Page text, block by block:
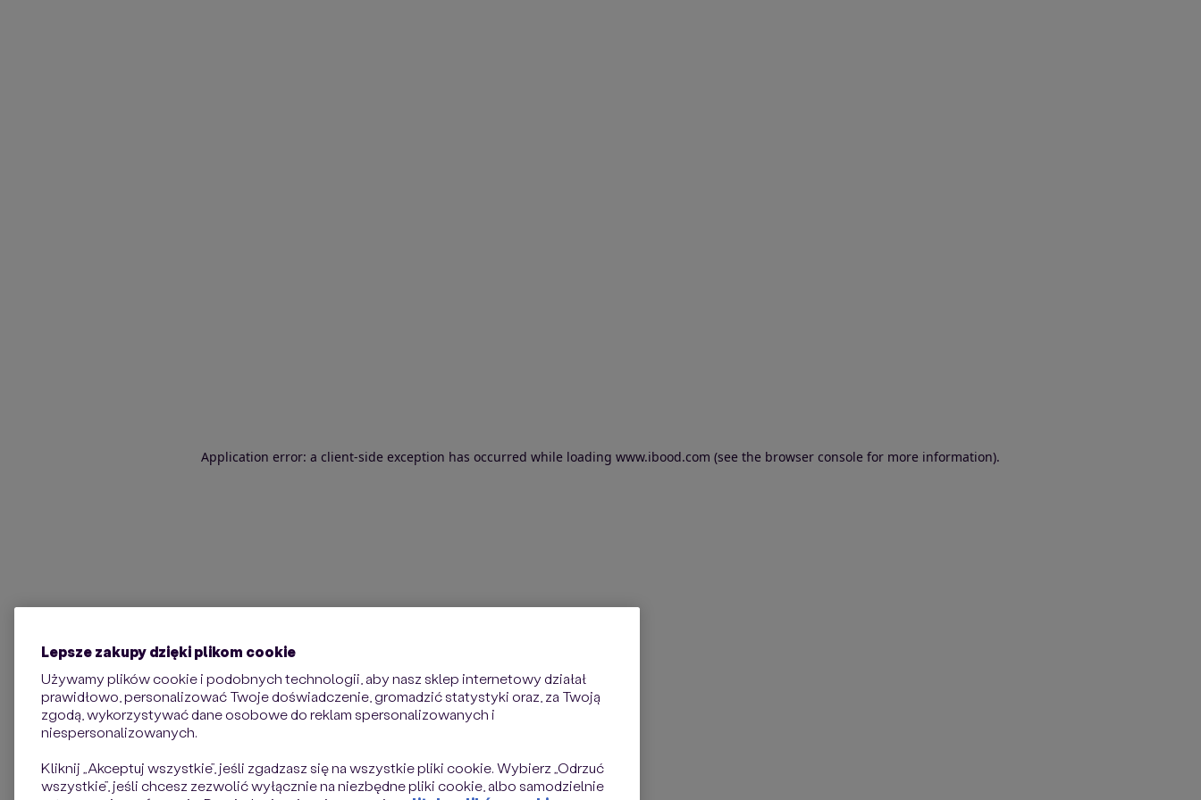
Application error: a client-side exception has occurred while loading www.ibood.com (see the browser console for more information).
Lepsze zakupy dzięki plikom cookie
Używamy plików cookie i podobnych technologii, aby nasz sklep internetowy działał
prawidłowo, personalizować Twoje doświadczenie, gromadzić statystyki oraz, za Twoją
zgodą, wykorzystywać dane osobowe do reklam spersonalizowanych i
niespersonalizowanych.
Kliknij „Akceptuj wszystkie”, jeśli zgadzasz się na wszystkie pliki cookie. Wybierz „Odrzuć
wszystkie”, jeśli chcesz zezwolić wyłącznie na niezbędne pliki cookie, albo samodzielnie